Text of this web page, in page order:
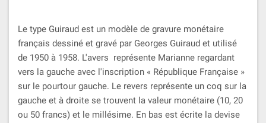
Le type Guiraud est un modèle de gravure monétaire
français dessiné et gravé par Georges Guiraud et utilisé
de 1950 à 1958. L'avers représente Marianne regardant
vers la gauche avec l'inscription « République Française »
sur le pourtour gauche. Le revers représente un coq sur la
gauche et à droite se trouvent la valeur monétaire (10, 20
ou 50 francs) et le millésime. En bas est écrite la devise